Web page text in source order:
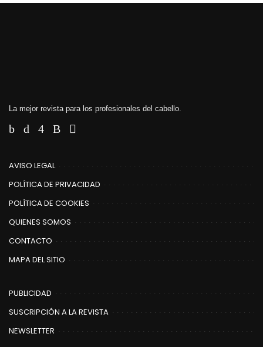
La mejor revista para los profesionales del cabello.
AVISO LEGAL
POLÍTICA DE PRIVACIDAD
POLÍTICA DE COOKIES
QUIENES SOMOS
CONTACTO
MAPA DEL SITIO
PUBLICIDAD
SUSCRIPCIÓN A LA REVISTA
NEWSLETTER